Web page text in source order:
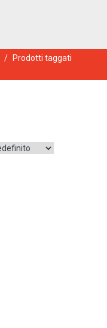
/
Prodotti taggati